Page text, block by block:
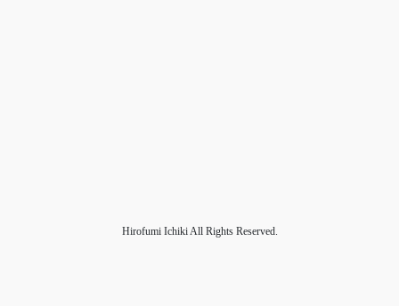
Hirofumi Ichiki All Rights Reserved.